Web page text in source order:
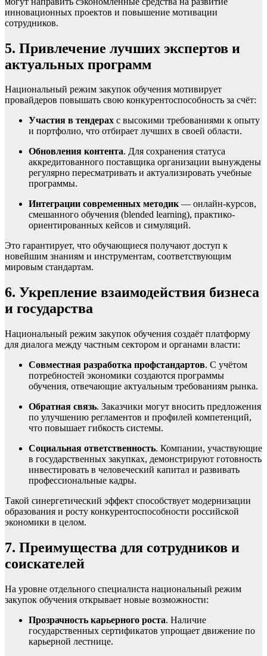
инновационных проектов и повышение мотивации
сотрудников.
5. Привлечение лучших экспертов и
актуальных программ
Национальный режим закупок обучения мотивирует
провайдеров повышать свою конкурентоспособность за счёт:
Участия в тендерах с высокими требованиями к опыту
и портфолио, что отбирает лучших в своей области.
Обновления контента. Для сохранения статуса
аккредитованного поставщика организации вынуждены
регулярно пересматривать и актуализировать учебные
программы.
Интеграции современных методик— онлайн-курсов,
смешанного обучения (blended learning), практико-
ориентированных кейсов и симуляций.
Это гарантирует, что обучающиеся получают доступ к
новейшим знаниям и инструментам, соответствующим
мировым стандартам.
6. Укрепление взаимодействия бизнеса
и государства
Национальный режим закупок обучения создаёт платформу
для диалога между частным сектором и органами власти:
Совместная разработка профстандартов. С учётом
потребностей экономики создаются программы
обучения, отвечающие актуальным требованиям рынка.
Обратная связь. Заказчики могут вносить предложения
по улучшению регламентов и профилей компетенций,
что повышает гибкость системы.
Социальная ответственность. Компании, участвующие
в государственных закупках, демонстрируют готовность
инвестировать в человеческий капитал и развивать
профессиональные кадры.
Такой синергетический эффект способствует модернизации
образования и росту конкурентоспособности российской
экономики в целом.
7. Преимущества для сотрудников и
соискателей
На уровне отдельного специалиста национальный режим
закупок обучения открывает новые возможности:
Прозрачность карьерного роста. Наличие
государственных сертификатов упрощает движение по
карьерной лестнице.